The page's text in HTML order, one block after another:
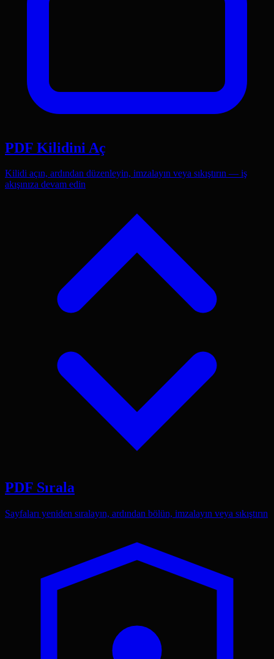
PDF Kilidini Aç
Kilidi açın, ardından düzenleyin, imzalayın veya sıkıştırın — iş
akışınıza devam edin
PDF Sırala
Sayfaları yeniden sıralayın, ardından bölün, imzalayın veya sıkıştırın